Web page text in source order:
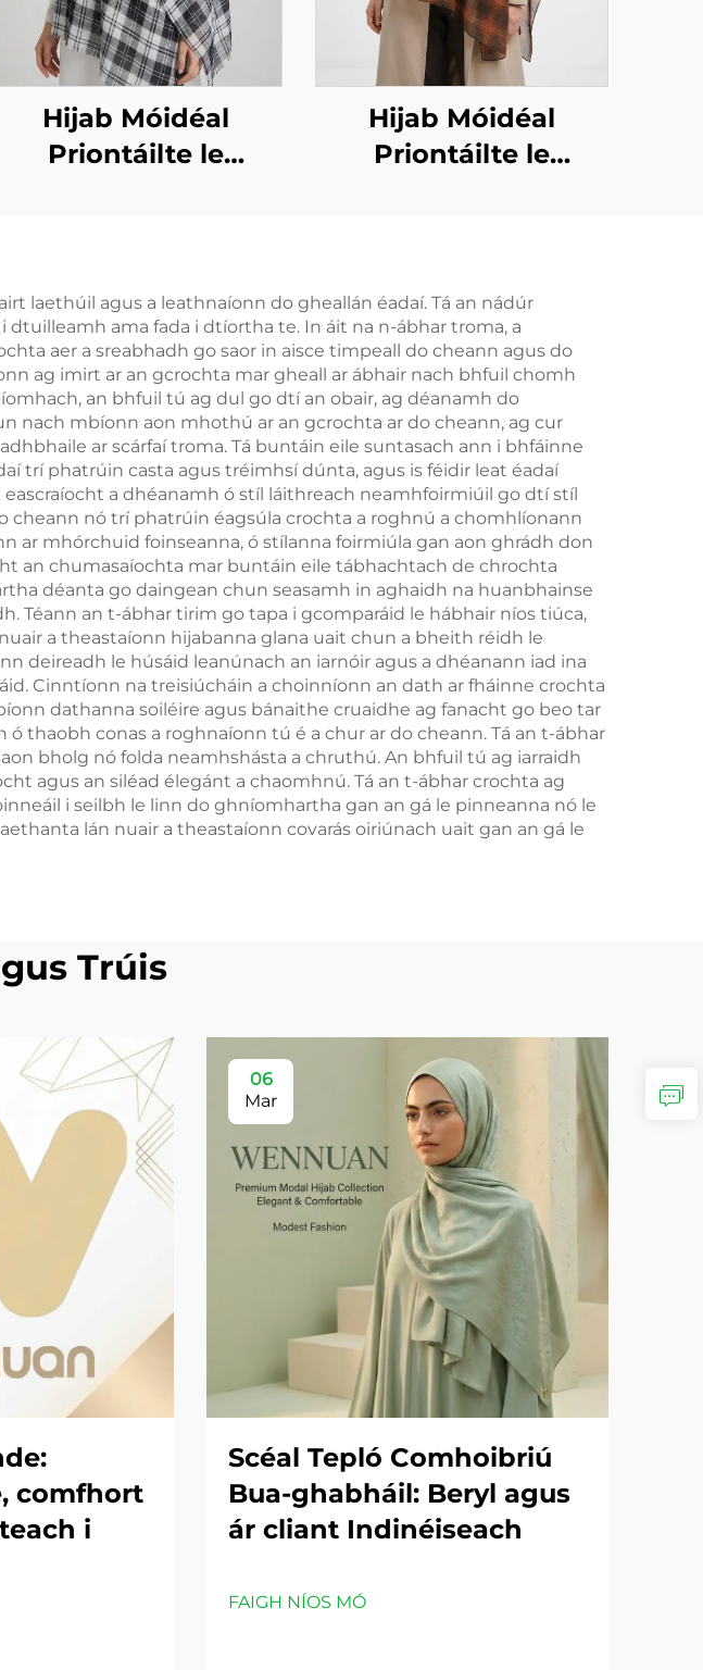
Hijab Móidéal
Priontáilte le
Hijab Móidéal
Priontáilte le
laethúil agus a leathnaíonn do gheallán éadaí. Tá an nádúr
ama fada i dtíortha te. In áit na n-ábhar troma, a
aer a sreabhadh go saor in aisce timpeall do cheann agus do
ag imirt ar an gcrochta mar gheall ar ábhair nach bhfuil chomh
an bhfuil tú ag dul go dtí an obair, ag déanamh do
nach mbíonn aon mhothú ar an gcrochta ar do cheann, ag cur
ar scárfaí troma. Tá buntáin eile suntasach ann i bhfáinne
trí phatrúin casta agus tréimhsí dúnta, agus is féidir leat éadaí
a dhéanamh ó stíl láithreach neamhfoirmiúil go dtí stíl
cheann nó trí phatrúin éagsúla crochta a roghnú a chomhlíonann
ar mhórchuid foinseanna, ó stílanna foirmiúla gan aon ghrádh don
an chumasaíochta mar buntáin eile tábhachtach de chrochta
déanta go daingean chun seasamh in aghaidh na huanbhainse
Téann an t-ábhar tirim go tapa i gcomparáid le hábhair níos tiúca,
a theastaíonn hijabanna glana uait chun a bheith réidh le
deireadh le húsáid leanúnach an iarnóir agus a dhéanann iad ina
Cinntíonn na treisiúcháin a choinníonn an dath ar fháinne crochta
dathanna soiléire agus bánaithe cruaidhe ag fanacht go beo tar
thaobh conas a roghnaíonn tú é a chur ar do cheann. Tá an t-ábhar
bholg nó folda neamhshásta a chruthú. An bhfuil tú ag iarraidh
agus an siléad élegánt a chaomhnú. Tá an t-ábhar crochta ag
i seilbh le linn do ghníomhartha gan an gá le pinneanna nó le
lán nuair a theastaíonn covarás oiriúnach uait gan an gá le
Trúis
comfhort
i
06
Mar
Scéal Tepló Comhoibriú
Bua-ghabháil: Beryl agus
ár cliant Indinéiseach
FAIGH NÍOS MÓ